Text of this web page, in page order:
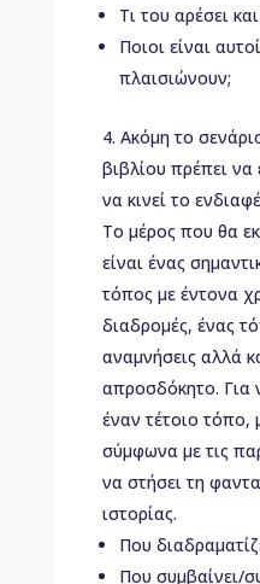
Τι του αρέσει
Ποιοι είναι
πλαισιώνουν;
Ακόμη το
βιβλίου πρέπει
να κινεί το
Το μέρος που θα
είναι ένας
τόπος με έντονα
διαδρομές, ένας
αναμνήσεις αλλά
απροσδόκητο. Για
έναν τέτοιο τόπο,
σύμφωνα με τις
να στήσει τη
ιστορίας.
Που
Που συμβαίνει/